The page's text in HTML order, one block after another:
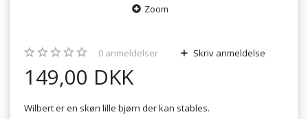
Zoom
0 anmeldelser Skriv anmeldelse
149,00 DKK
Wilbert er en skøn lille bjørn der kan stables.